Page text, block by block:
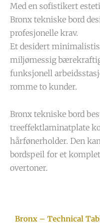
Med en sofistikert
Bronx tekniske bord
profesjonelle krav.
Et desidert
miljømessig
funksjonell
romme to kunder.
Bronx tekniske bord
treeffektlaminatplate
hårfønerholder. Den
bordspeil for et
overtoner.
Bronx – Technical